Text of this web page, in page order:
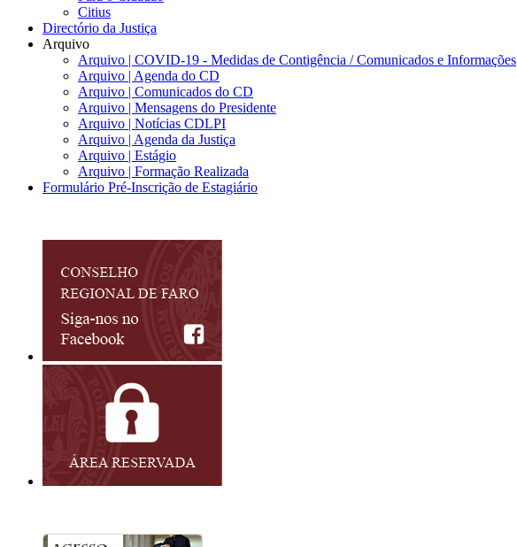
Citius
Directório da Justiça
Arquivo
Arquivo | COVID-19 - Medidas de Contigência / Comunicados e Informações
Arquivo | Agenda do CD
Arquivo | Comunicados do CD
Arquivo | Mensagens do Presidente
Arquivo | Notícias CDLPI
Arquivo | Agenda da Justiça
Arquivo | Estágio
Arquivo | Formação Realizada
Formulário Pré-Inscrição de Estagiário